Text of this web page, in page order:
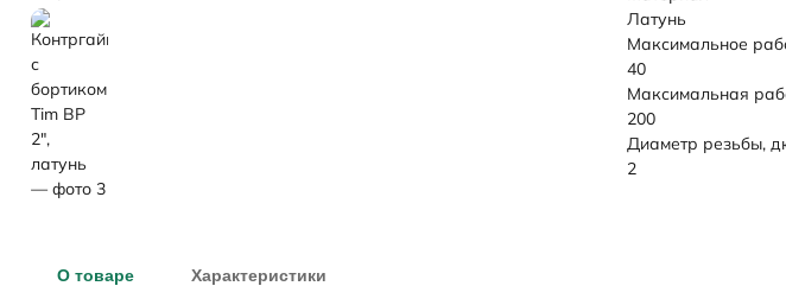
Латунь
Максимальное
40
Максимальная
200
Диаметр резьбы,
2
О товаре Характеристики